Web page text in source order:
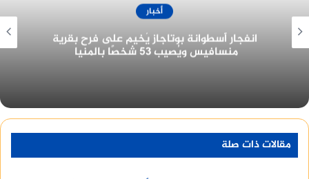
أخبار
سقوط شاب في بئر بالمنيا .. القصة الكاملة
مقالات ذات صلة